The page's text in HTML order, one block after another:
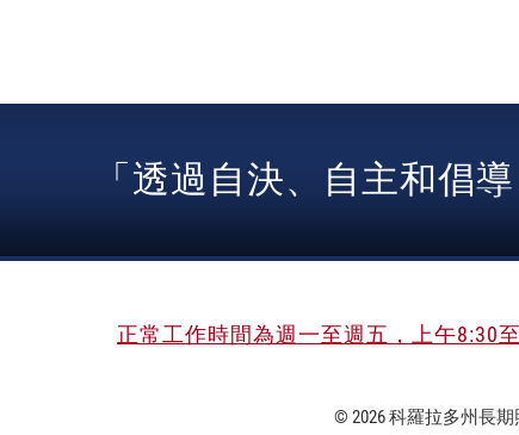
「透過自決、自主和倡
正常工作時間為週一至週五，上午8:30至
© 2026 科羅拉多州長期